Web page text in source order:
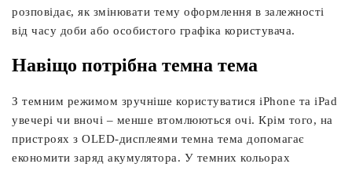
розповідає, як змінювати тему оформлення в залежності
від часу доби або особистого графіка користувача.
Навіщо потрібна темна тема
З темним режимом зручніше користуватися iPhone та iPad
увечері чи вночі – менше втомлюються очі. Крім того, на
пристроях з OLED-дисплеями темна тема допомагає
економити заряд акумулятора. У темних кольорах